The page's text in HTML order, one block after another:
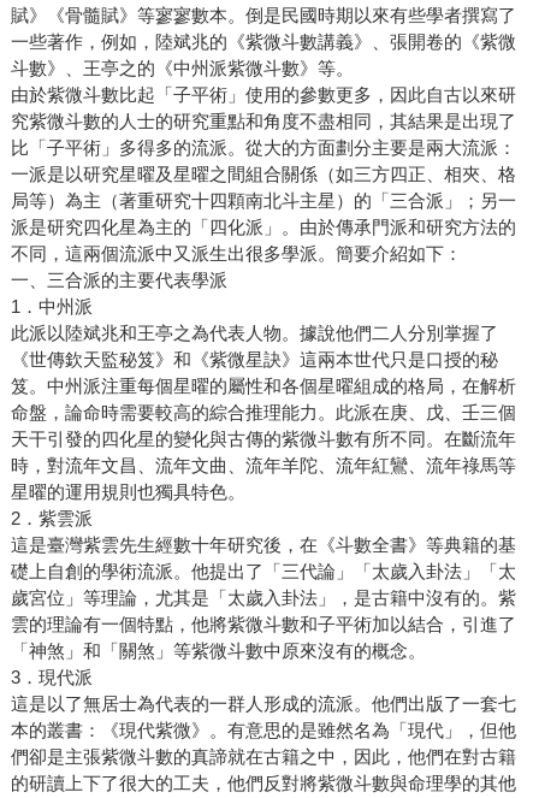
賦》《骨髓賦》等寥寥數本。倒是民國時期以來有些學者撰寫了
一些著作，例如，陸斌兆的《紫微斗數講義》、張開卷的《紫微
斗數》、王亭之的《中州派紫微斗數》等。
由於紫微斗數比起「子平術」使用的參數更多，因此自古以來研
究紫微斗數的人士的研究重點和角度不盡相同，其結果是出現了
比「子平術」多得多的流派。從大的方面劃分主要是兩大流派：
一派是以研究星曜及星曜之間組合關係（如三方四正、相夾、格
局等）為主（著重研究十四顆南北斗主星）的「三合派」；另一
派是研究四化星為主的「四化派」。由於傳承門派和研究方法的
不同，這兩個流派中又派生出很多學派。簡要介紹如下：
一、三合派的主要代表學派
1．中州派
此派以陸斌兆和王亭之為代表人物。據說他們二人分別掌握了
《世傳欽天監秘笈》和《紫微星訣》這兩本世代只是口授的秘
笈。中州派注重每個星曜的屬性和各個星曜組成的格局，在解析
命盤，論命時需要較高的綜合推理能力。此派在庚、戊、壬三個
天干引發的四化星的變化與古傳的紫微斗數有所不同。在斷流年
時，對流年文昌、流年文曲、流年羊陀、流年紅鸞、流年祿馬等
星曜的運用規則也獨具特色。
2．紫雲派
這是臺灣紫雲先生經數十年研究後，在《斗數全書》等典籍的基
礎上自創的學術流派。他提出了「三代論」「太歲入卦法」「太
歲宮位」等理論，尤其是「太歲入卦法」，是古籍中沒有的。紫
雲的理論有一個特點，他將紫微斗數和子平術加以結合，引進了
「神煞」和「關煞」等紫微斗數中原來沒有的概念。
3．現代派
這是以了無居士為代表的一群人形成的流派。他們出版了一套七
本的叢書：《現代紫微》。有意思的是雖然名為「現代」，但他
們卻是主張紫微斗數的真諦就在古籍之中，因此，他們在對古籍
的研讀上下了很大的工夫，他們反對將紫微斗數與命理學的其他